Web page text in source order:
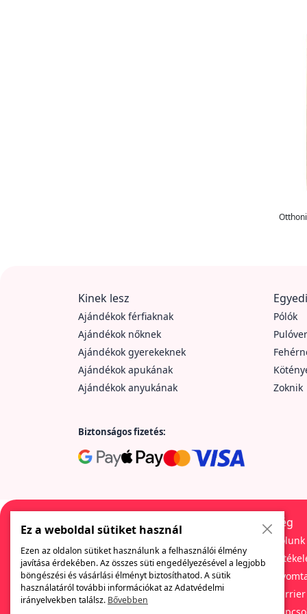
Kinek lesz
Ajándékok férfiaknak
Ajándékok nőknek
Ajándékok gyerekeknek
Ajándékok apukának
Ajándékok anyukának
Pólók
Zoknik
Biztonságos fizetés:
Egy cég, amely sokféle szórakoztató és
eredeti ajándékot kínál. Itt mindig megtalálod
az üzleti ajándékok széles választékát, a
különböző nyomdázási módok és
Cég
Rólunk
Karrier
Ez a weboldal sütiket használ
Ezen az oldalon sütiket használunk a felhasználói élmény
javítása érdekében. Az összes süti engedélyezésével a legjobb
böngészési és vásárlási élményt biztosíthatod. A sütik
használatáról további információkat az Adatvédelmi
irányelvekben találsz. Bővebben